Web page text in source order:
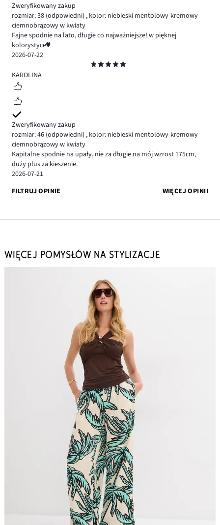
Zweryfikowany zakup
rozmiar: 38 (odpowiedni) , kolor: niebieski mentolowy-kremowy-
ciemnobrązowy w kwiaty
Fajne spodnie na lato, długie co najważniejsze! w pięknej
kolorystyce♥️
2026-07-22
5
KAROLINA
Zweryfikowany zakup
rozmiar: 46 (odpowiedni) , kolor: niebieski mentolowy-kremowy-
ciemnobrązowy w kwiaty
Kapitalne spodnie na upały, nie za długie na mój wzrost 175cm,
duży plus za kieszenie.
2026-07-21
FILTRUJ OPINIE
WIĘCEJ OPINII
WIĘCEJ POMYSŁÓW NA STYLIZACJE